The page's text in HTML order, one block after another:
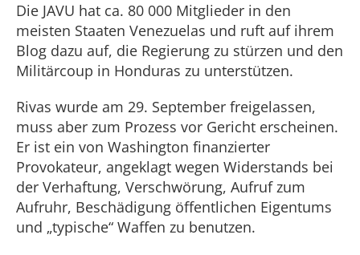
Die JAVU hat ca. 80 000 Mitglieder in den
meisten Staaten Venezuelas und ruft auf ihrem
Blog dazu auf, die Regierung zu stürzen und den
Militärcoup in Honduras zu unterstützen.
Rivas wurde am 29. September freigelassen,
muss aber zum Prozess vor Gericht erscheinen.
Er ist ein von Washington finanzierter
Provokateur, angeklagt wegen Widerstands bei
der Verhaftung, Verschwörung, Aufruf zum
Aufruhr, Beschädigung öffentlichen Eigentums
und „typische“ Waffen zu benutzen.